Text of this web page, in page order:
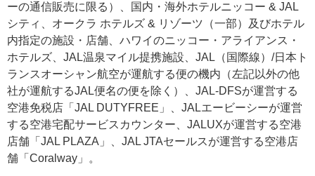
ーの通信販売に限る）、国内・海外ホテルニッコー & JAL
シティ、オークラ ホテルズ & リゾーツ（一部）及びホテル
内指定の施設・店舗、ハワイのニッコー・アライアンス・
ホテルズ、JAL温泉マイル提携施設、JAL（国際線）/日本ト
ランスオーシャン航空が運航する便の機内（左記以外の他
社が運航するJAL便名の便を除く）、JAL-DFSが運営する
空港免税店「JAL DUTYFREE」、JALエービーシーが運営
する空港宅配サービスカウンター、JALUXが運営する空港
店舗「JAL PLAZA」、JAL JTAセールスが運営する空港店
舗「Coralway」。